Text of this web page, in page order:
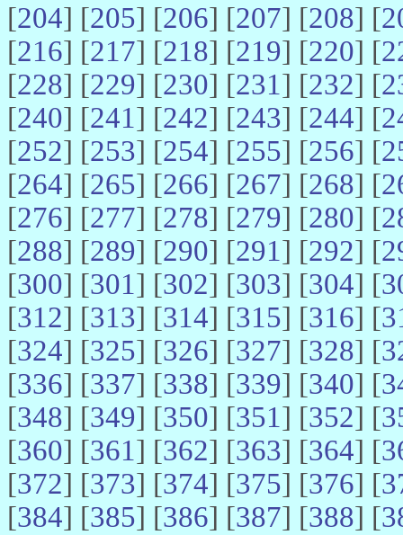
[204] [205] [206] [207] [208] [
[216] [217] [218] [219] [220] [
[228] [229] [230] [231] [232] [
[240] [241] [242] [243] [244] [
[252] [253] [254] [255] [256] [
[264] [265] [266] [267] [268] [
[276] [277] [278] [279] [280] [
[288] [289] [290] [291] [292] [
[300] [301] [302] [303] [304] [
[312] [313] [314] [315] [316] [
[324] [325] [326] [327] [328] [
[336] [337] [338] [339] [340] [
[348] [349] [350] [351] [352] [
[360] [361] [362] [363] [364] [
[372] [373] [374] [375] [376] [
[384] [385] [386] [387] [388] [